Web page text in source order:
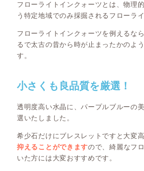
フローライトインクォーツとは、物理
う特定地域でのみ採掘されるフローラ
フローライトインクォーツを例えるな
るで太古の昔から時が止まったかのよ
す。
小さくも良品質を厳選！
透明度高い水晶に、パープルブルーの
選いたしました。
希少石だけにブレスレットですと大変
抑えることができますので、綺麗なフ
いた方には大変おすすめです。